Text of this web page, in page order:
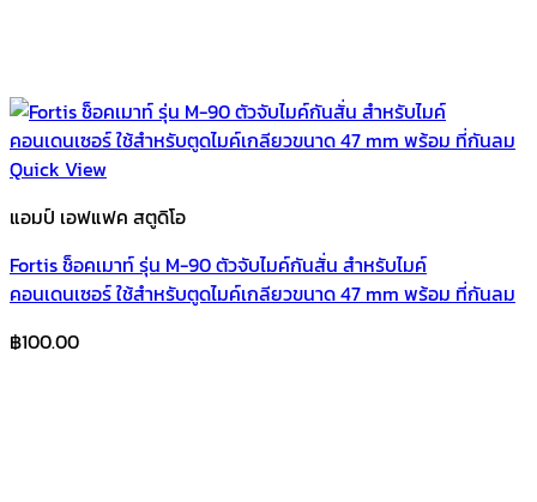
Quick View
แอมป์ เอฟแฟค สตูดิโอ
Fortis ช็อคเมาท์ รุ่น M-90 ตัวจับไมค์กันสั่น สำหรับไมค์
คอนเดนเซอร์ ใช้สำหรับตูดไมค์เกลียวขนาด 47 mm พร้อม ที่กันลม
฿100.00